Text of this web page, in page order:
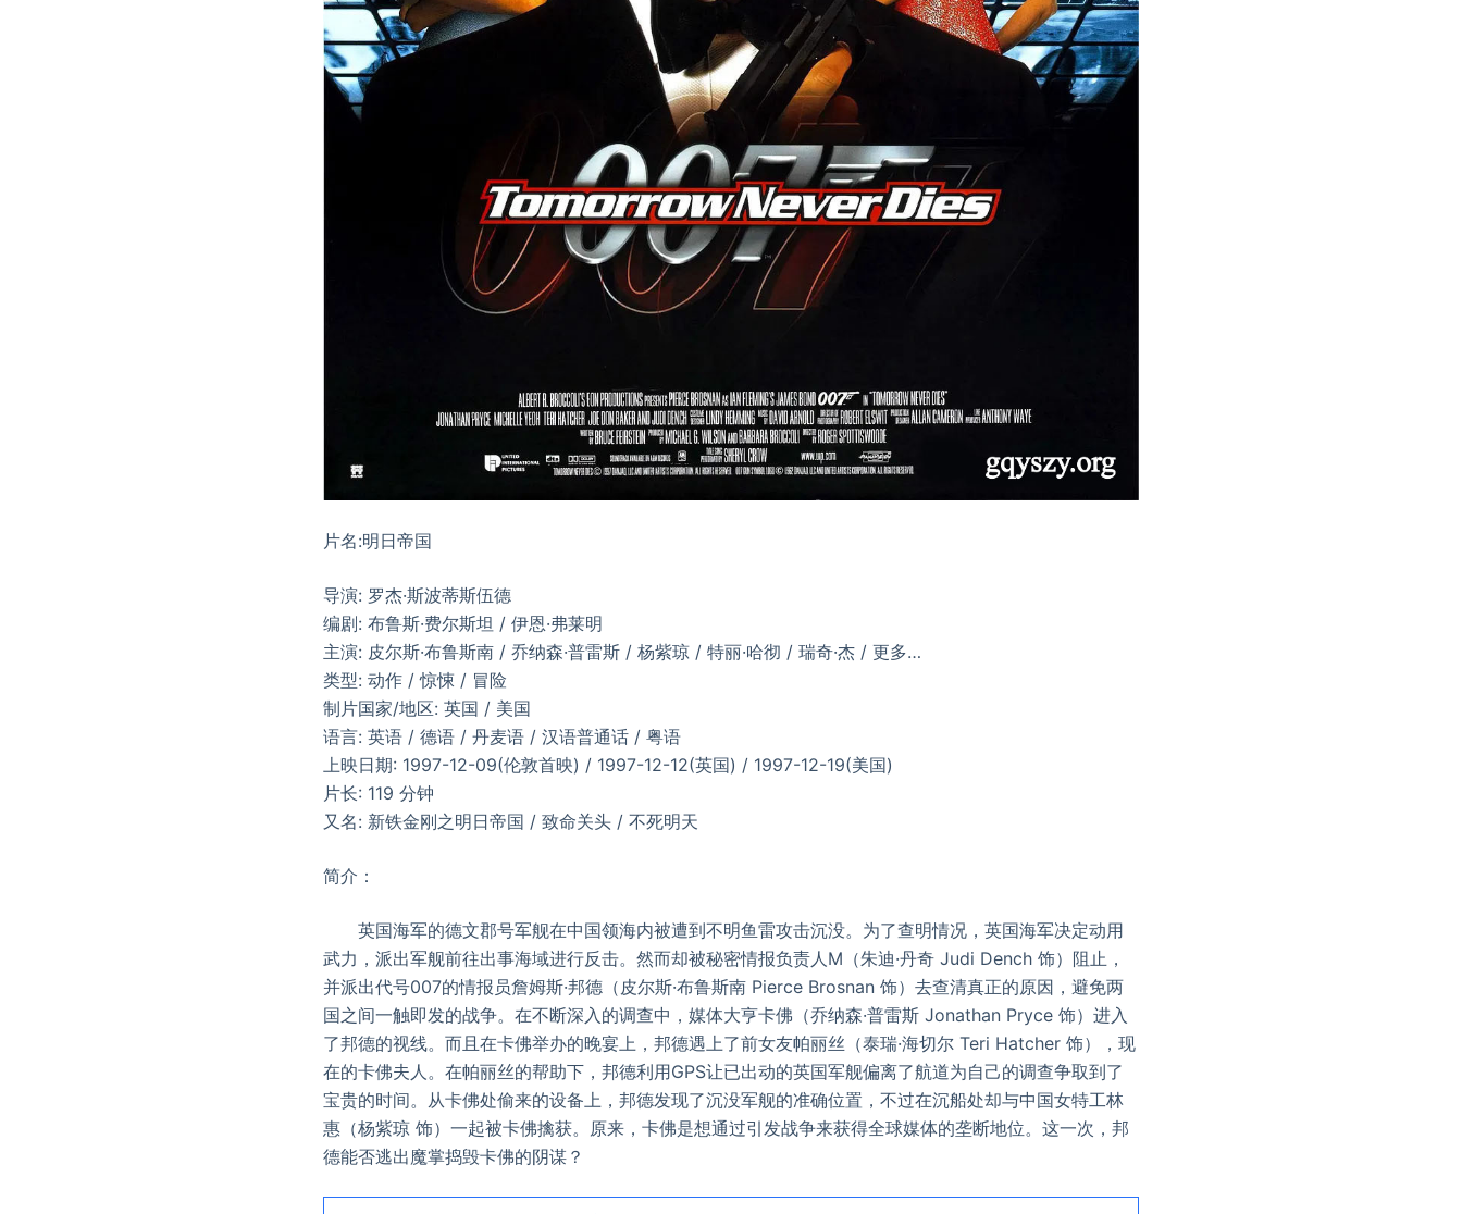
片名:明日帝国
导演: 罗杰·斯波蒂斯伍德
编剧: 布鲁斯·费尔斯坦 / 伊恩·弗莱明
主演: 皮尔斯·布鲁斯南 / 乔纳森·普雷斯 / 杨紫琼 / 特丽·哈彻 / 瑞奇·杰 / 更多…
类型: 动作 / 惊悚 / 冒险
制片国家/地区: 英国 / 美国
语言: 英语 / 德语 / 丹麦语 / 汉语普通话 / 粤语
上映日期: 1997-12-09(伦敦首映) / 1997-12-12(英国) / 1997-12-19(美国)
片长: 119 分钟
又名: 新铁金刚之明日帝国 / 致命关头 / 不死明天
简介：
英国海军的德文郡号军舰在中国领海内被遭到不明鱼雷攻击沉没。为了查明情况，英国海军决定动用
武力，派出军舰前往出事海域进行反击。然而却被秘密情报负责人M（朱迪·丹奇 Judi Dench 饰）阻止，
并派出代号007的情报员詹姆斯·邦德（皮尔斯·布鲁斯南 Pierce Brosnan 饰）去查清真正的原因，避免两
国之间一触即发的战争。在不断深入的调查中，媒体大亨卡佛（乔纳森·普雷斯 Jonathan Pryce 饰）进入
了邦德的视线。而且在卡佛举办的晚宴上，邦德遇上了前女友帕丽丝（泰瑞·海切尔 Teri Hatcher 饰），现
在的卡佛夫人。在帕丽丝的帮助下，邦德利用GPS让已出动的英国军舰偏离了航道为自己的调查争取到了
宝贵的时间。从卡佛处偷来的设备上，邦德发现了沉没军舰的准确位置，不过在沉船处却与中国女特工林
惠（杨紫琼 饰）一起被卡佛擒获。原来，卡佛是想通过引发战争来获得全球媒体的垄断地位。这一次，邦
德能否逃出魔掌捣毁卡佛的阴谋？